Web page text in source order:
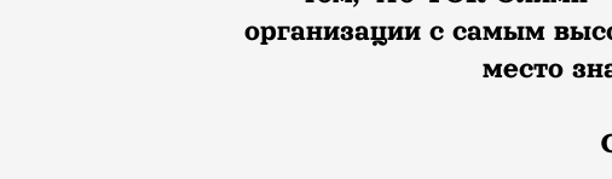
организации с самым
место